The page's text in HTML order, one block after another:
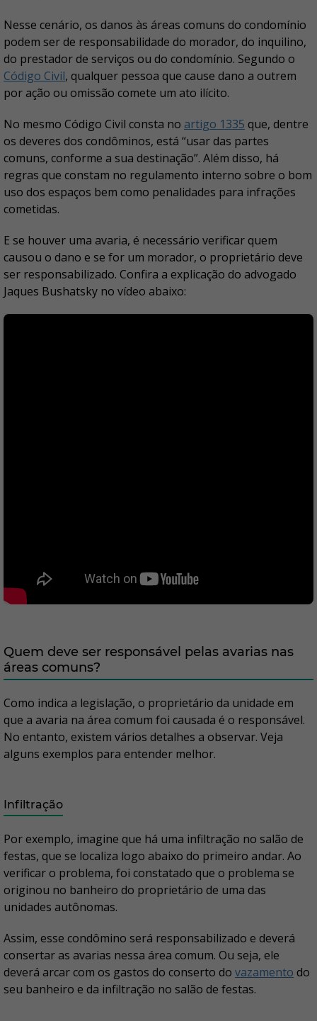
Nesse cenário, os danos às áreas comuns do condomínio
podem ser de responsabilidade do morador, do inquilino,
do prestador de serviços ou do condomínio. Segundo o
Código Civil, qualquer pessoa que cause dano a outrem
por ação ou omissão comete um ato ilícito.
No mesmo Código Civil consta no artigo 1335 que, dentre
os deveres dos condôminos, está “usar das partes
comuns, conforme a sua destinação”. Além disso, há
regras que constam no regulamento interno sobre o bom
uso dos espaços bem como penalidades para infrações
cometidas.
E se houver uma avaria, é necessário verificar quem
causou o dano e se for um morador, o proprietário deve
ser responsabilizado. Confira a explicação do advogado
Jaques Bushatsky no vídeo abaixo:
Quem deve ser responsável pelas avarias nas
áreas comuns?
Como indica a legislação, o proprietário da unidade em
que a avaria na área comum foi causada é o responsável.
No entanto, existem vários detalhes a observar. Veja
alguns exemplos para entender melhor.
Infiltração
Por exemplo, imagine que há uma infiltração no salão de
festas, que se localiza logo abaixo do primeiro andar. Ao
verificar o problema, foi constatado que o problema se
originou no banheiro do proprietário de uma das
unidades autônomas.
Assim, esse condômino será responsabilizado e deverá
consertar as avarias nessa área comum. Ou seja, ele
deverá arcar com os gastos do conserto do vazamento do
seu banheiro e da infiltração no salão de festas.